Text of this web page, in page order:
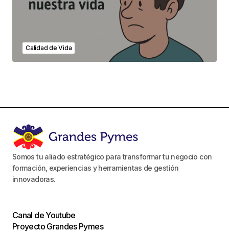
Calidad de Vida
Somos tu aliado estratégico para transformar tu negocio con
formación, experiencias y herramientas de gestión
innovadoras.
Canal de Youtube
Proyecto Grandes Pymes